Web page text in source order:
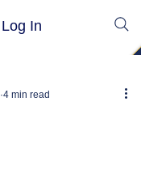
Log In
4 min read